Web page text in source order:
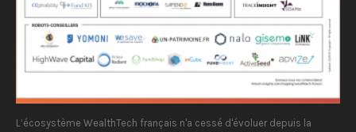
L’écosystème WealthTech français n'a cessé d'évoluer depuis la